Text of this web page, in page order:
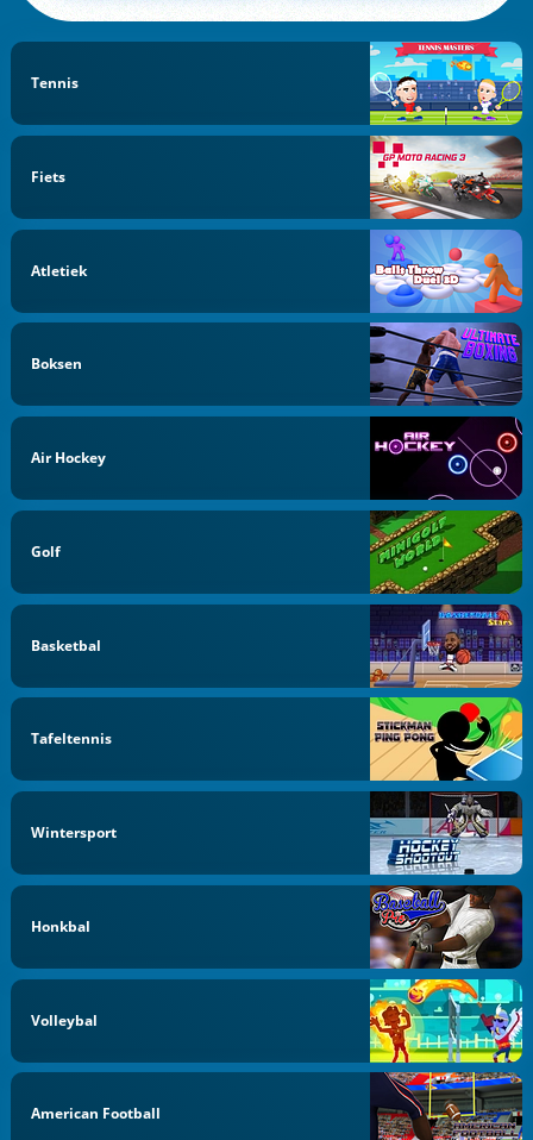
Tennis
Fiets
Atletiek
Boksen
Air Hockey
Golf
Basketbal
Tafeltennis
Wintersport
Honkbal
Volleybal
American Football